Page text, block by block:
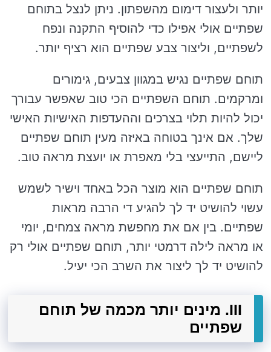
יותר ולעצור דימום מהשפתון. ניתן לנצל בתוחם
שפתיים אולי אפילו כדי להוסיף התקנה ונפח
לשפתיים, וליצור צבע שפתיים הוא רציף יותר.
תוחם שפתיים נגיש במגוון צבעים, גימורים
ומרקמים. תוחם השפתיים הכי טוב שאפשר עבורך
יכול להיות תלוי בצרכים וההעדפות האישיות האישי
שלך. אם אינך בטוחה באיזה מעין תוחם שפתיים
ליישם, התייעצי בלי מאפרת או יועצת מראה טוב.
תוחם שפתיים הוא מוצר הכל באחד וישיר לשמש
עשוי להושיט יד לך להגיע די הרבה מראות
שפתיים. בין אם את מחפשת מראה צמחים, יומי
או מראה לילה דרמטי יותר, תוחם שפתיים אולי רק
להושיט יד לך ליצור את השרב הכי יעיל.
III. מינים יותר מכמה של תוחם
שפתיים